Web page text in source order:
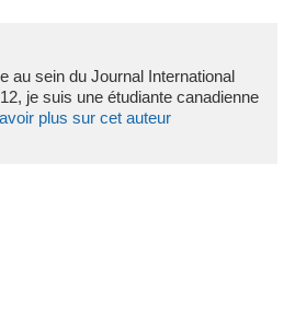
au sein du Journal International
je suis une étudiante canadienne
plus sur cet auteur